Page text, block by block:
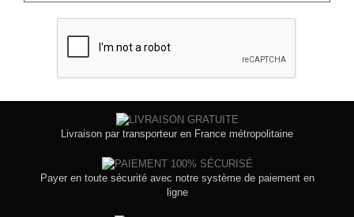
Livraison par transporteur en France métropolitaine
Payer en toute sécurité avec notre système de paiement en
ligne